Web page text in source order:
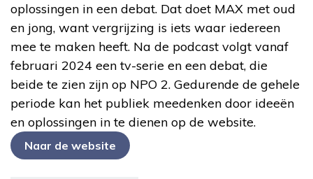
oplossingen in een debat. Dat doet MAX met oud
en jong, want vergrijzing is iets waar iedereen
mee te maken heeft. Na de podcast volgt vanaf
februari 2024 een tv-serie en een debat, die
beide te zien zijn op NPO 2. Gedurende de gehele
periode kan het publiek meedenken door ideeën
en oplossingen in te dienen op de website.
Naar de website